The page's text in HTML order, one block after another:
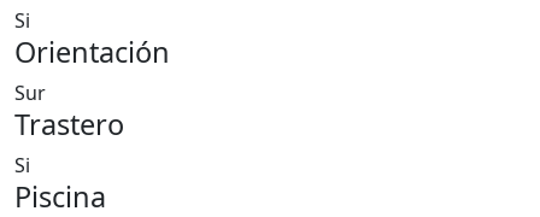
Si
Orientación
Sur
Trastero
Si
Piscina